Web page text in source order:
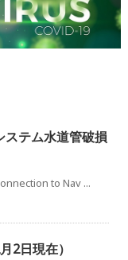
ステム水道管破損
to Nav ...
2日現在）